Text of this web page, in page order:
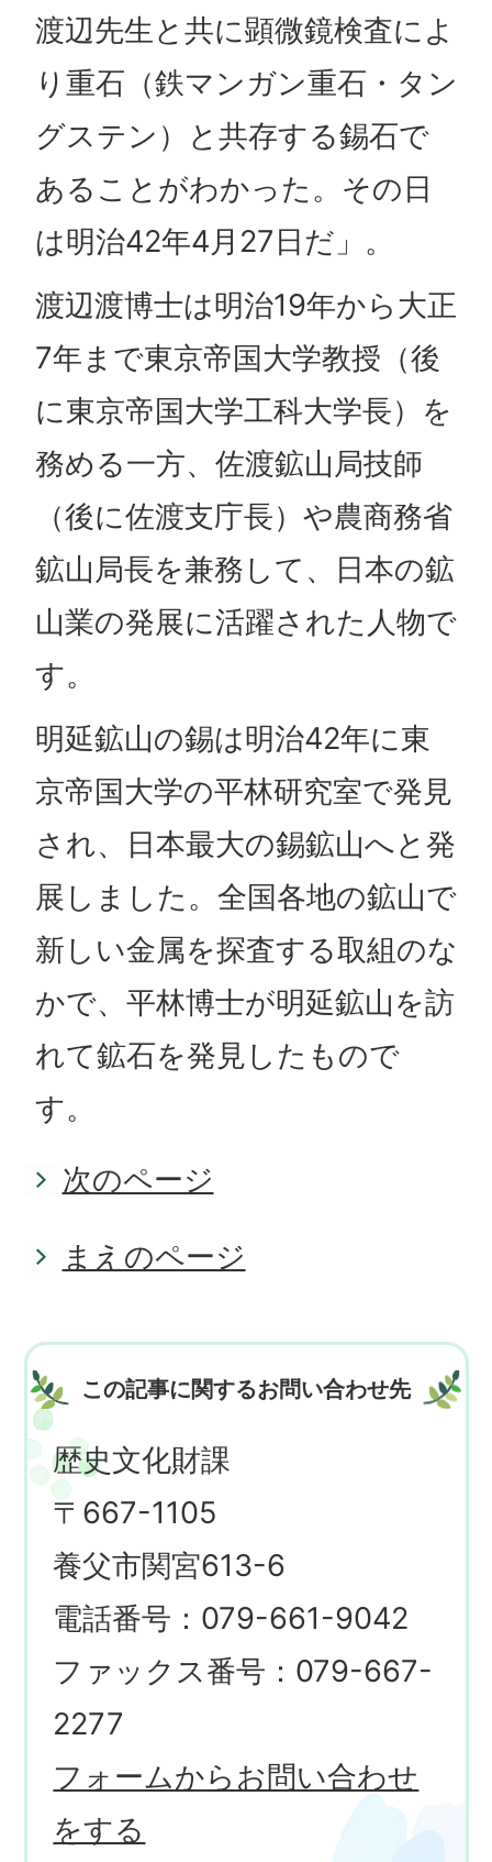
渡辺先生と共に顕微鏡検査によ
り重石（鉄マンガン重石・タン
グステン）と共存する錫石で
あることがわかった。その日
は明治42年4月27日だ」。
渡辺渡博士は明治19年から大正
7年まで東京帝国大学教授（後
に東京帝国大学工科大学長）を
務める一方、佐渡鉱山局技師
（後に佐渡支庁長）や農商務省
鉱山局長を兼務して、日本の鉱
山業の発展に活躍された人物で
す。
明延鉱山の錫は明治42年に東
京帝国大学の平林研究室で発見
され、日本最大の錫鉱山へと発
展しました。全国各地の鉱山で
新しい金属を探査する取組のな
かで、平林博士が明延鉱山を訪
れて鉱石を発見したもので
す。
次のページ
まえのページ
この記事に関するお問い合わせ先
歴史文化財課
〒667-1105
養父市関宮613-6
電話番号：079-661-9042
ファックス番号：079-667-
2277
フォームからお問い合わせ
をする